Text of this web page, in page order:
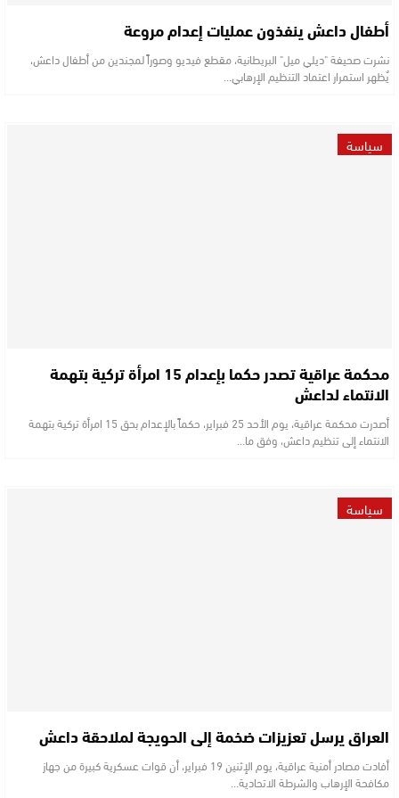
أطفال داعش ينفذون عمليات إعدام مروعة
نشرت صحيفة "ديلي ميل" البريطانية، مقطع فيديو وصوراً لمجندين من أطفال داعش،
يٌظهر استمرار اعتماد التنظيم الإرهابي…
سياسة
محكمة عراقية تصدر حكما بإعدام 15 امرأة تركية بتهمة
الانتماء لداعش
أصدرت محكمة عراقية، يوم الأحد 25 فبراير، حكماً بالإعدام بحق 15 امرأة تركية بتهمة
الانتماء إلى تنظيم داعش، وفق ما…
سياسة
العراق يرسل تعزيزات ضخمة إلى الحويجة لملاحقة داعش
أفادت مصادر أمنية عراقية، يوم الإثنين 19 فبراير، أن قوات عسكرية كبيرة من جهاز
مكافحة الإرهاب والشرطة الاتحادية…